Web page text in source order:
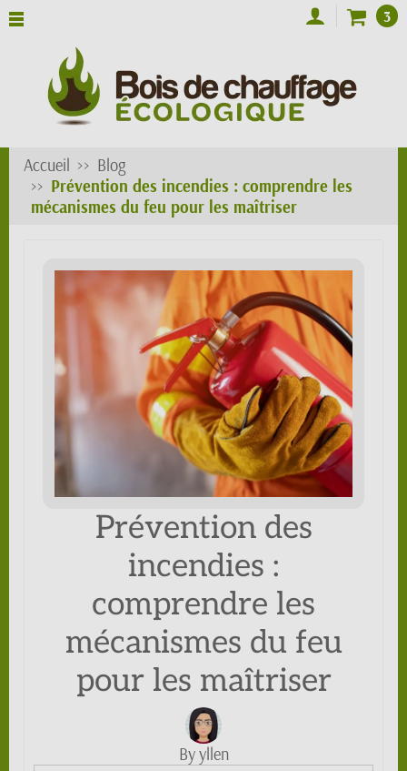
3
Accueil
Blog
Prévention des incendies : comprendre les
mécanismes du feu pour les maîtriser
Prévention des
incendies :
comprendre les
mécanismes du feu
pour les maîtriser
By yllen